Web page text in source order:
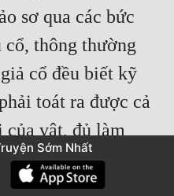
sơ qua các bức
cổ, thông thường
cổ đều biết kỹ
toát ra được cả
của vật, đủ làm
thật, đôi lúc các
cung huyệt mộ
Sớm Nhất